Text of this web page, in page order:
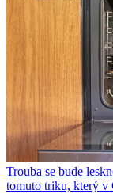
Trouba se bude
tomuto triku, který v